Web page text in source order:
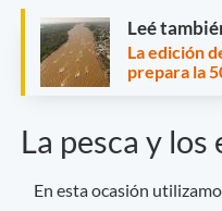
Leé
La edición
prepara la
La pesca y los
En esta ocasión